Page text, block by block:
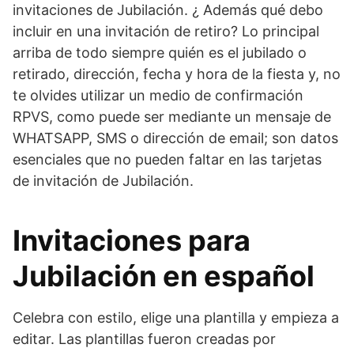
invitaciones de Jubilación. ¿ Además qué debo
incluir en una invitación de retiro? Lo principal
arriba de todo siempre quién es el jubilado o
retirado, dirección, fecha y hora de la fiesta y, no
te olvides utilizar un medio de confirmación
RPVS, como puede ser mediante un mensaje de
WHATSAPP, SMS o dirección de email; son datos
esenciales que no pueden faltar en las tarjetas
de invitación de Jubilación.
Invitaciones para
Jubilación en español
Celebra con estilo, elige una plantilla y empieza a
editar. Las plantillas fueron creadas por